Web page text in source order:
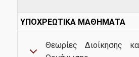
Δίδακτρα &
Χρήσιμοι
ΥΠΟΧΡΕΩΤΙΚΑ ΜΑΘΗΜΑΤΑ
Θεωρίες Διοίκησης